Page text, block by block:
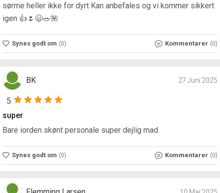
sørme heller ikke for dyrt Kan anbefales og vi kommer sikkert
igen 👍🌷😃🥗🌺
Synes godt om (0) Kommentarer (0)
BK 27 Juni 2025
5
super
Bare iorden skønt personale super dejlig mad
Synes godt om (0) Kommentarer (0)